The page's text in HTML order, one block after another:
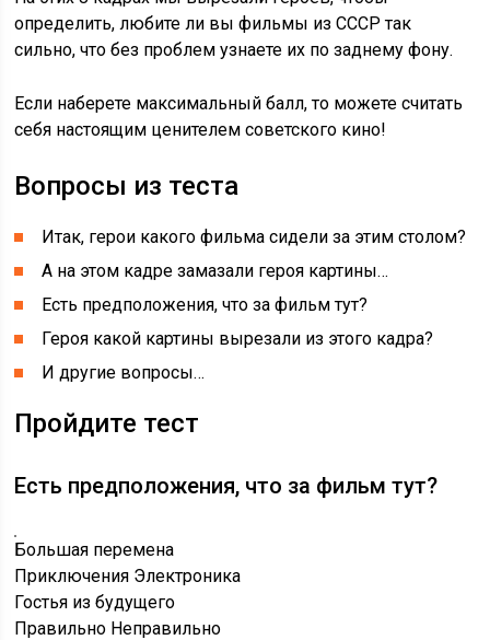
определить, любите ли вы фильмы из СССР так
сильно, что без проблем узнаете их по заднему фону.
Если наберете максимальный балл, то можете считать
себя настоящим ценителем советского кино!
Вопросы из теста
Итак, герои какого фильма сидели за этим столом?
А на этом кадре замазали героя картины…
Есть предположения, что за фильм тут?
Героя какой картины вырезали из этого кадра?
И другие вопросы…
Пройдите тест
Есть предположения, что за фильм тут?
Большая перемена
Приключения Электроника
Гостья из будущего
Правильно Неправильно